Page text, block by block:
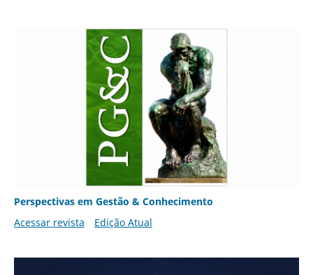
Perspectivas em Gestão & Conhecimento
Acessar revista
Edição Atual